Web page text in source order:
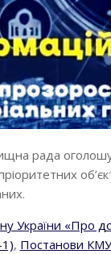
рада
України «Про
, Постанови